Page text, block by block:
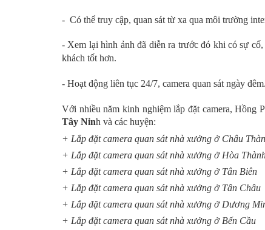
- Có thể truy cập, quan sát từ xa qua môi trường
- Xem lại hình ảnh đã diễn ra trước đó khi có sự
khách tốt hơn.
- Hoạt động liên tục 24/7, camera quan sát ngày đêm.
Với nhiều năm kinh nghiệm lắp đặt camera, Hồng
Tây Ninh và các huyện:
+ Lắp đặt camera quan sát nhà xưởng ở Châu
+ Lắp đặt camera quan sát nhà xưởng ở Hòa
+ Lắp đặt camera quan sát nhà xưởng ở Tân Biên
+ Lắp đặt camera quan sát nhà xưởng ở Tân Châu
+ Lắp đặt camera quan sát nhà xưởng ở Dương
+ Lắp đặt camera quan sát nhà xưởng ở Bến Cầu